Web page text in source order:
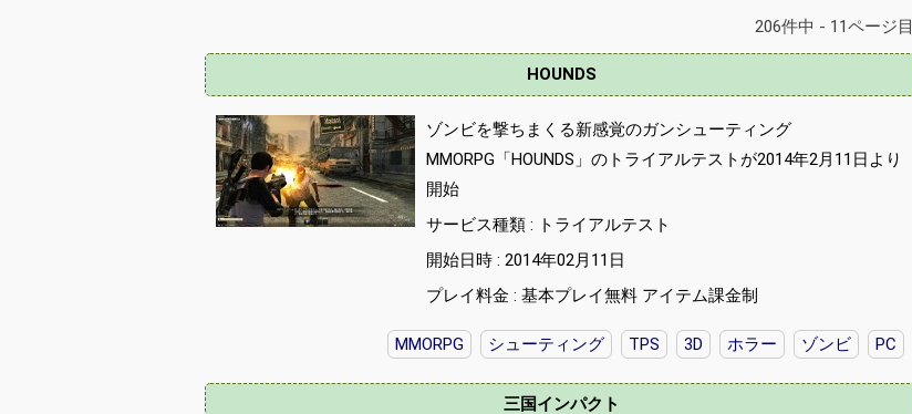
206件中 - 11ページ目
HOUNDS
ゾンビを撃ちまくる新感覚のガンシューティング
MMORPG「HOUNDS」のトライアルテストが2014年2月11日より
開始
サービス種類 : トライアルテスト
開始日時 : 2014年02月11日
プレイ料金 : 基本プレイ無料 アイテム課金制
MMORPG シューティング TPS 3D ホラー ゾンビ PC
三国インパクト